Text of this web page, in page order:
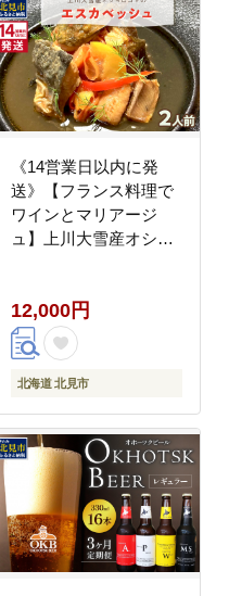
《14営業日以内に発
送》【フランス料理で
ワインとマリアージ
ュ】上川大雪産オショ
理 イワナ オショロコマ
エスカベッシュ 一夜干
し ワイン お酒 酒 )
【140-0035】
12,000円
北海道 北見市